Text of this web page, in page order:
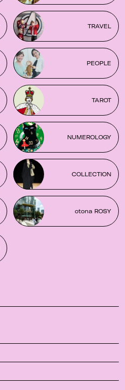
TRAVEL
PEOPLE
TAROT
NUMEROLOGY
COLLECTION
otona ROSY